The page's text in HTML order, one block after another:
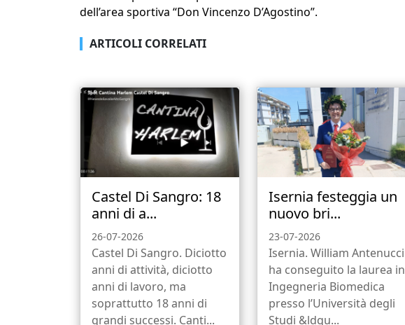
dell’area sportiva “Don Vincenzo D’Agostino”.
ARTICOLI CORRELATI
Castel Di Sangro: 18
anni di a...
26-07-2026
Castel Di Sangro. Diciotto
anni di attività, diciotto
anni di lavoro, ma
soprattutto 18 anni di
grandi successi. Canti...
Isernia festeggia un
nuovo bri...
23-07-2026
Isernia. William Antenucci
ha conseguito la laurea in
Ingegneria Biomedica
presso l’Università degli
Studi &ldqu...